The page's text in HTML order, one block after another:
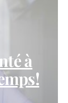
à